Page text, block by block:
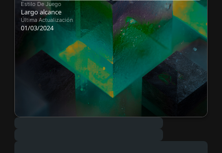
Estilo De Juego
Largo alcance
Última Actualización
01/03/2024